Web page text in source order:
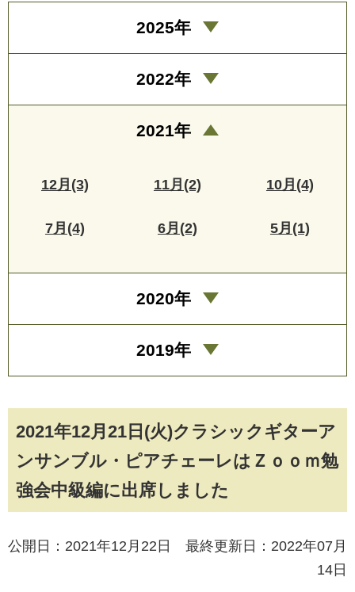
2021年12月21日(火)クラシックギターア
ンサンブル・ピアチェーレはＺｏｏｍ勉
強会中級編に出席しました
公開日：2021年12月22日 最終更新日：2022年07月
14日
2025年
2022年
2021年
12月(3) 11月(2) 10月(4)
7月(4) 6月(2) 5月(1)
2020年
2019年